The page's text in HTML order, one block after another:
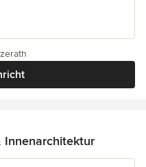
Innenarchitektur